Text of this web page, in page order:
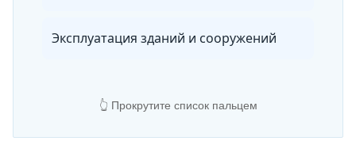
Эксплуатация зданий и сооружений
👆 Прокрутите список пальцем